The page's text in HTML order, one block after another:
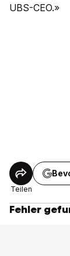
UBS-CEO.»
Teilen
Fehler